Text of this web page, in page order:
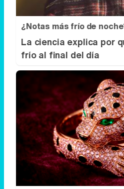
¿Notas más frío de
La ciencia explica por
frío al final del día